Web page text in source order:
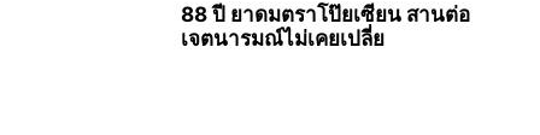
88 ปี ยาดมตราโป๊ยเซียน สานต่อ
เจตนารมณ์ไม่เคยเปลี่ย